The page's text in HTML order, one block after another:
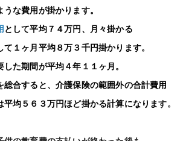
うな費用が掛かります。
として平均７４万円、月々掛かる
て１ヶ月平均８万３千円掛かります。
した期間が平均４年１１ヶ月。
総合すると、介護保険の範囲外の合計費用
平均５６３万円ほど掛かる計算になります。